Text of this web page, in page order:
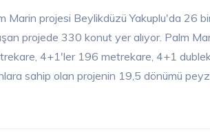
Marin projesi Beylikdüzü Yakuplu'da 26
projede 330 konut yer alıyor. Palm
4+1'ler 196 metrekare, 4+1
sahip olan projenin 19,5 dönümü